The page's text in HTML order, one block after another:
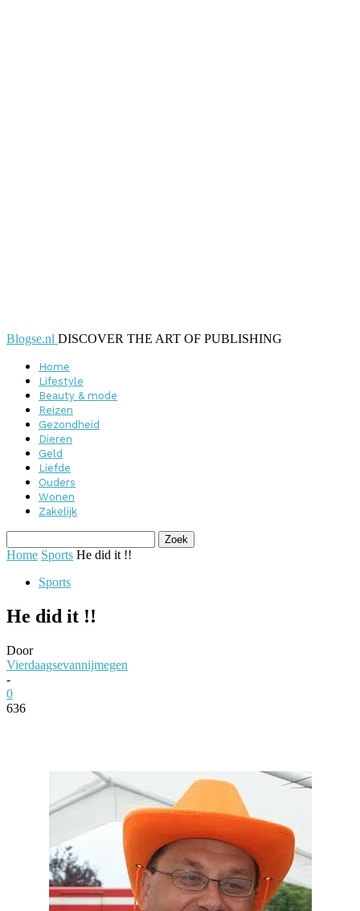
Blogse.nl DISCOVER THE ART OF PUBLISHING
Home
Lifestyle
Beauty & mode
Reizen
Gezondheid
Dieren
Geld
Liefde
Ouders
Wonen
Zakelijk
Home Sports He did it !!
Sports
He did it !!
Door
Vierdaagsevannijmegen
-
0
636